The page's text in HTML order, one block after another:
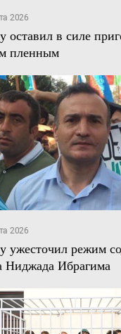
2026
оставил в силе
пленным
2026
ужесточил режим
Ниджада Ибрагима